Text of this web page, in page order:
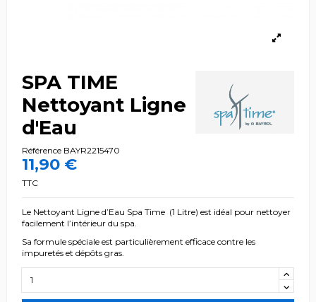
SPA TIME
Nettoyant Ligne
d'Eau
Référence BAYR2215470
11,90 €
TTC
Le Nettoyant Ligne d’Eau Spa Time (1 Litre) est idéal pour nettoyer
facilement l’intérieur du spa.
Sa formule spéciale est particulièrement efficace contre les
impuretés et dépôts gras.